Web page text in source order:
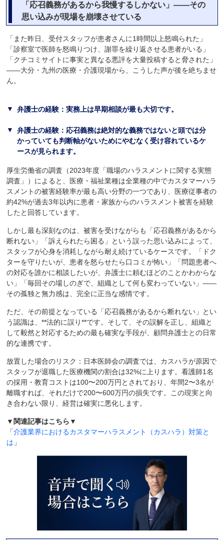
「応召義務があるから我慢するしかない」――その
思い込みが現場を崩壊させている
「また昨日、受付スタッフが患者さんに1時間以上怒鳴られた」
「診察室で医師を怒鳴りつけ、謝罪を繰り返させる患者がいる」
「クチコミサイトに事実と異なる悪評を大量投稿すると脅された」
――大分・九州の医療・介護現場から、こうした声が後を絶ちませ
ん。
弁護士の経験：実務上は早期相談が最も大切です。
弁護士の経験：応召義務は絶対的な義務ではないと頭では分
かっていても判断軸がないためにやむなく受け容れているケ
ースが見られます。
厚生労働省の調査（2023年度「職場のハラスメントに関する実態
調査」）によると、医療・福祉業種は全業種の中でカスタマーハラ
スメントの被害経験率が最も高い分野の一つであり、医療従事者の
約42%が過去3年以内に患者・家族からのハラスメント被害を経験
したと回答しています。
しかし最も深刻なのは、被害を受けながらも「応召義務があるから
断れない」「訴えられたら困る」という誤った思い込みによって、
スタッフが心身を消耗しながら耐え続けているケースです。「ドク
ターを守りたいが、患者を怒らせたら口コミが怖い」「問題患者へ
の対応を誰かに相談したいが、弁護士に頼むほどのことかわからな
い」「毎回その場しのぎで、組織として何も変わっていない」――
その孤独と無力感は、完全に正当な感情です。
ただ、その前提となっている「応召義務があるから断れない」とい
う認識は、**法的に誤り**です。そして、その誤解を正し、組織と
して毅然と対応するための最も確実な手段が、顧問弁護士との日常
的な連携です。
放置した場合のリスク：日本医師会の調査では、カスハラが原因で
スタッフが退職した医療機関の割合は32%に上ります。看護師1名
の採用・教育コストは100〜200万円とされており、年間2〜3名が
離職すれば、それだけで200〜600万円の損失です。この現実と向
き合わない限り、経営は確実に悪化します。
▼関連記事はこちら▼
「介護業界におけるカスタマーハラスメント（カスハラ）対策と
は 」